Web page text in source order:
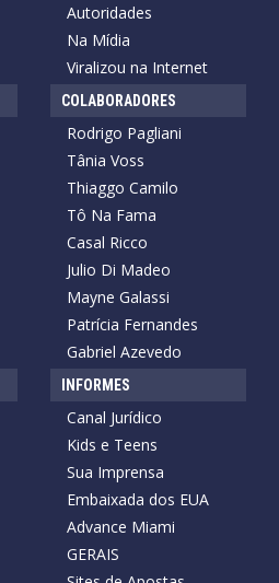
Autoridades
Na Mídia
Viralizou na Internet
COLABORADORES
Rodrigo Pagliani
Tânia Voss
Thiaggo Camilo
Tô Na Fama
Casal Ricco
Julio Di Madeo
Mayne Galassi
Patrícia Fernandes
Gabriel Azevedo
INFORMES
Canal Jurídico
Kids e Teens
Sua Imprensa
Embaixada dos EUA
Advance Miami
GERAIS